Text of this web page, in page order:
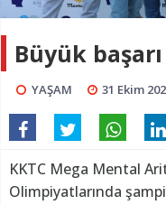
Büyük başarı
YAŞAM 31 Ekim
KKTC Mega Mental
Olimpiyatlarında